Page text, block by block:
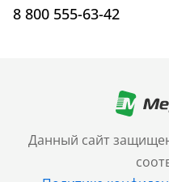
Данный сайт
8 800 555-63-42
+7 (499) 705-30-10
Санкт-Петербург
+7 (812) 600-77-33